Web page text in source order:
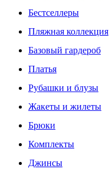
Бестселлеры
Пляжная коллекция
Базовый гардероб
Платья
Рубашки и блузы
Жакеты и жилеты
Брюки
Комплекты
Джинсы